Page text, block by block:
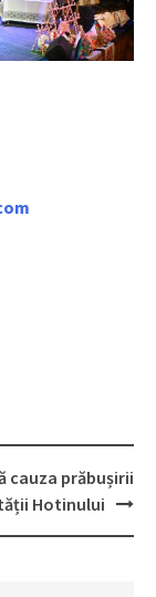
cauza prăbușirii
Hotinului